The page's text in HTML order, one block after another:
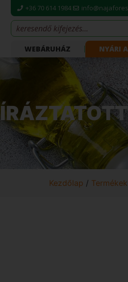
+36 70 614 1984
WEBÁRUHÁZ NYÁRI
Kezdőlap / Termékek